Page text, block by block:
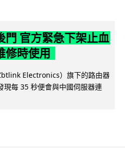
門 官方緊急下架止血
修時使用
Electronics）旗下的路由器
現每 35 秒便會與中國伺服器連